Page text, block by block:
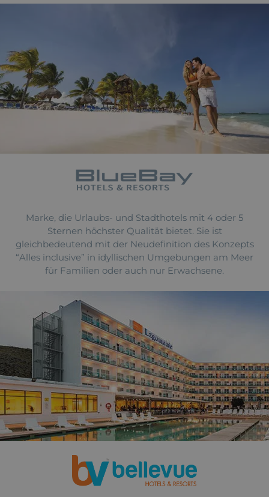
Marke, die Urlaubs- und Stadthotels mit 4 oder 5
Sternen höchster Qualität bietet. Sie ist
gleichbedeutend mit der Neudefinition des Konzepts
“Alles inclusive” in idyllischen Umgebungen am Meer
für Familien oder auch nur Erwachsene.